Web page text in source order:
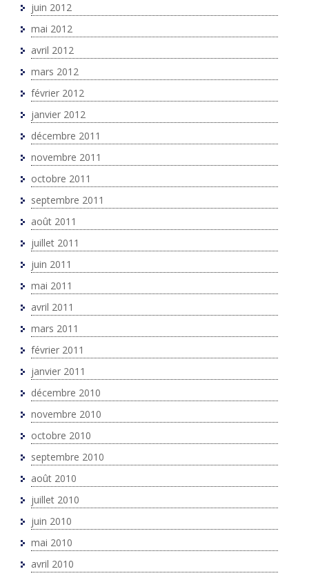
juin 2012
mai 2012
avril 2012
mars 2012
février 2012
janvier 2012
décembre 2011
novembre 2011
octobre 2011
septembre 2011
août 2011
juillet 2011
juin 2011
mai 2011
avril 2011
mars 2011
février 2011
janvier 2011
décembre 2010
novembre 2010
octobre 2010
septembre 2010
août 2010
juillet 2010
juin 2010
mai 2010
avril 2010